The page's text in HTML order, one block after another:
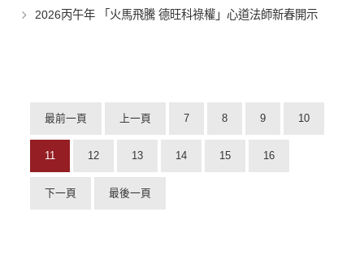
2026丙午年 「火馬飛騰 德旺科祿權」心道法師新春開示
最前一頁 上一頁 7 8 9 10
11 12 13 14 15 16
下一頁 最後一頁